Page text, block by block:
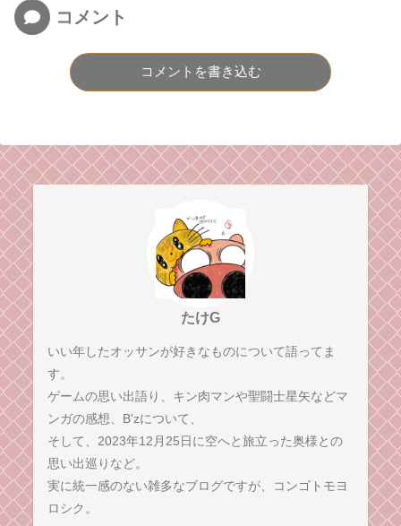
コメント
コメントを書き込む
たけG
いい年したオッサンが好きなものについて語ってま
す。
ゲームの思い出語り、キン肉マンや聖闘士星矢などマ
ンガの感想、B'zについて、
そして、2023年12月25日に空へと旅立った奥様との
思い出巡りなど。
実に統一感のない雑多なブログですが、コンゴトモヨ
ロシク。